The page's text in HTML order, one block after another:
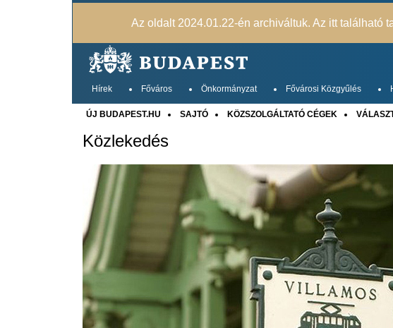
Az oldalt 2024.01.22-én archiváltuk. Az itt található
Hírek Főváros Önkormányzat Fővárosi Közgyűlés
ÚJ BUDAPEST.HU SAJTÓ KÖZSZOLGÁLTATÓ CÉGEK
Közlekedés